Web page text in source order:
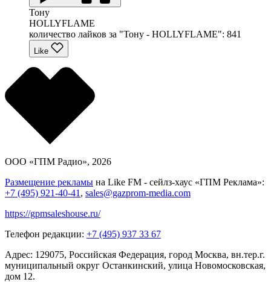
Тону
HOLLYFLAME
количество лайков за "Тону - HOLLYFLAME": 841
Like
ООО «ГПМ Радио», 2026
Размещение рекламы на Like FM - сейлз-хаус «ГПМ Реклама»:
+7 (495) 921-40-41 , sales@gazprom-media.com
https://gpmsaleshouse.ru/
Телефон редакции: +7 (495) 937 33 67
Адрес: 129075, Российская Федерация, город Москва, вн.тер.г.
муниципальный округ Останкинский, улица Новомосковская,
дом 12.